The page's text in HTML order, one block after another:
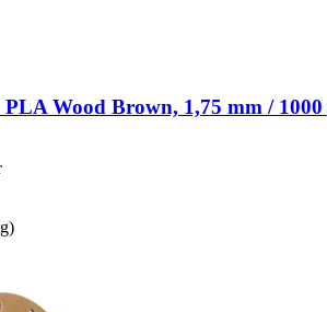
Wood Brown, 1,75 mm / 1000